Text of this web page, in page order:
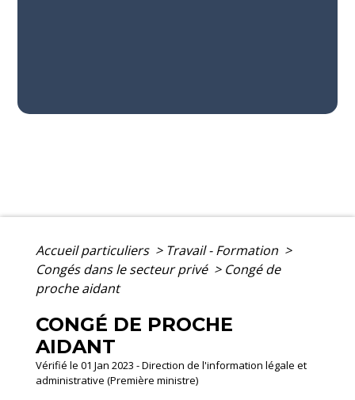
Accueil particuliers > Travail - Formation >
Congés dans le secteur privé > Congé de
proche aidant
CONGÉ DE PROCHE
AIDANT
Vérifié le 01 Jan 2023 - Direction de l'information légale et
administrative (Première ministre)